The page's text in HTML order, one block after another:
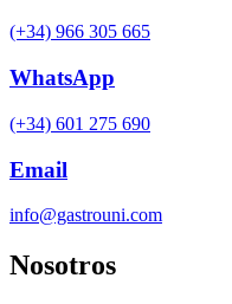
(+34) 966 305 665
WhatsApp
(+34) 601 275 690
Email
info@gastrouni.com
Nosotros